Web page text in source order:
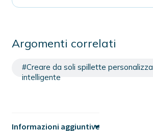
Argomenti correlati
#Creare da soli spillette
intelligente
Informazioni aggiuntive